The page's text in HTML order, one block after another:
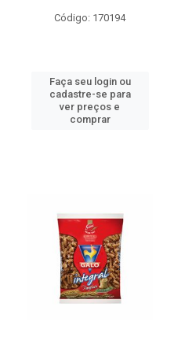
Código: 170194
Faça seu login ou
cadastre-se para
ver preços e
comprar